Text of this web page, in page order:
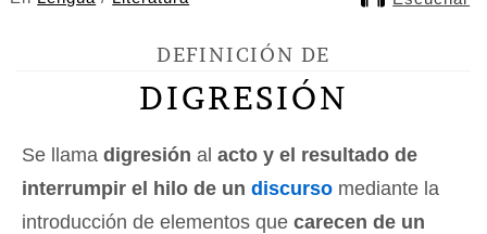
DEFINICIÓN DE
DIGRESIÓN
Se llama digresión al acto y el resultado de
interrumpir el hilo de un discurso mediante la
introducción de elementos que carecen de un